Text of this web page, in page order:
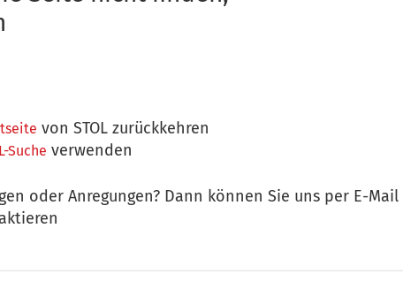
von STOL zurückkehren
Suche verwenden
oder Anregungen? Dann können Sie uns per E-Mail